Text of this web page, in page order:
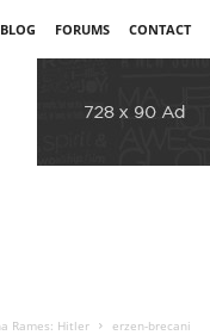
BLOG FORUMS CONTACT
Rames: Hitler erzen-brecani